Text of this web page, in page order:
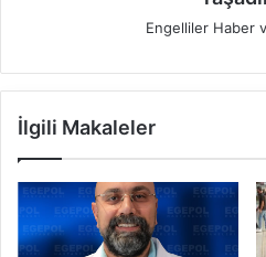
Engelliler Haber
İlgili Makaleler